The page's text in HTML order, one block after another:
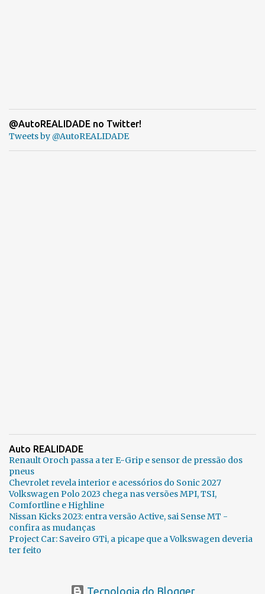
@AutoREALIDADE no Twitter!
Tweets by @AutoREALIDADE
Auto REALIDADE
Renault Oroch passa a ter E-Grip e sensor de pressão dos
pneus
Chevrolet revela interior e acessórios do Sonic 2027
Volkswagen Polo 2023 chega nas versões MPI, TSI,
Comfortline e Highline
Nissan Kicks 2023: entra versão Active, sai Sense MT -
confira as mudanças
Project Car: Saveiro GTi, a picape que a Volkswagen deveria
ter feito
Tecnologia do Blogger